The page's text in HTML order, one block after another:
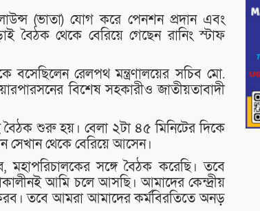
(ভাতা) যোগ করে পেনশন প্রদান এবং
বৈঠক থেকে বেরিয়ে গেছেন রানিং স্টাফ
বসেছিলেন রেলপথ মন্ত্রণালয়ের সচিব মো.
বিশেষ সহকারীও জাতীয়তাবাদী
শুরু হয়। বেলা ২টা ৪৫ মিনিটের দিকে
সেখান থেকে বেরিয়ে আসেন।
মহাপরিচালকের সঙ্গে বৈঠক করেছি। তবে
আমি চলে আসছি। আমাদের কেন্দ্রীয়
তবে আমরা আমাদের কর্মবিরতিতে অনড়